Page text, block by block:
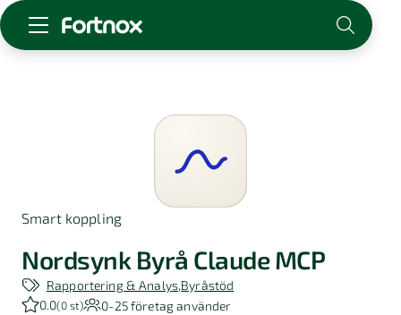
Kunskap & inspiration
Logga in
Om Fortnox
Karriär
Smart koppling
Nordsynk Byrå Claude MCP
Rapportering & Analys Byråstöd
0.0(0 st) 0-25företag använder